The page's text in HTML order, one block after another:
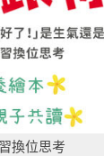
換位思考